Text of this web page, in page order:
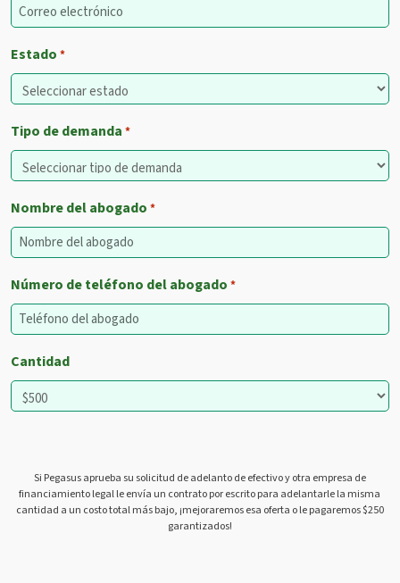
Estado *
Tipo de demanda *
Nombre del abogado *
Número de teléfono del abogado *
Cantidad
Si Pegasus aprueba su solicitud de adelanto de efectivo y otra empresa de
financiamiento legal le envía un contrato por escrito para adelantarle la misma
cantidad a un costo total más bajo, ¡mejoraremos esa oferta o le pagaremos $250
garantizados!